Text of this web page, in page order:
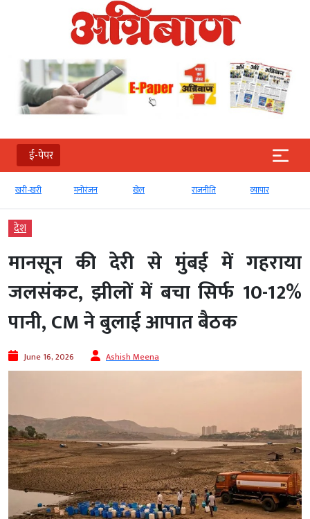
ई-पेपर
खरी मनोरंजन राजनीति व्‍यापार
देश
मानसून की देरी से मुंबई में गहराया
जलसंकट, झीलों में बचा सिर्फ 10-12%
पानी, CM ने बुलाई आपात बैठक
June 16, 2026 Ashish Meena